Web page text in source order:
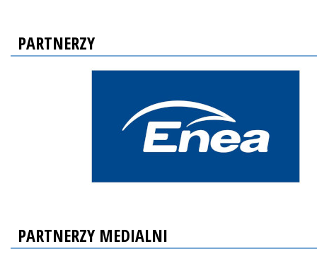
PARTNERZY
PARTNERZY MEDIALNI